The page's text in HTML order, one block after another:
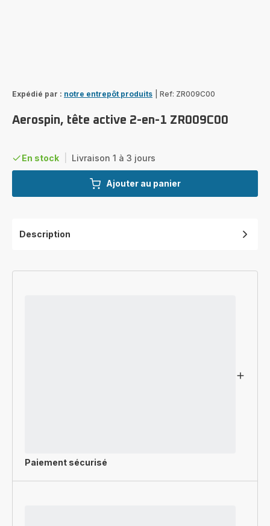
Expédié par : notre entrepôt produits Ref: ZR009C00
Aerospin, tête active 2-en-1 ZR009C00
En stock Livraison 1 à 3 jours
Ajouter au panier
Description
Paiement sécurisé